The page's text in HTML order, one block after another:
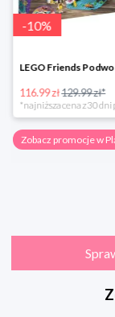
-10%
116.99 zł129.99 zł*
Zobacz promocje w